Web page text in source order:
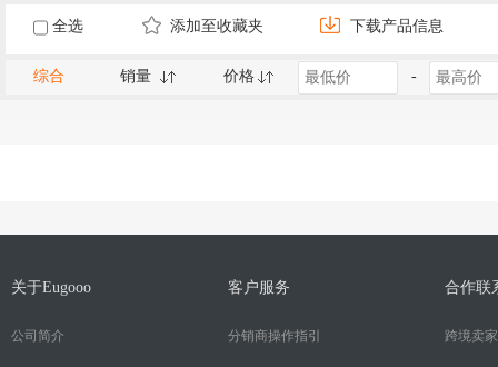
全选 添加至收藏夹 下载产品信息
综合 销量 价格 -
关于Eugooo
公司简介
客户服务
分销商操作指引
合作联
跨境卖